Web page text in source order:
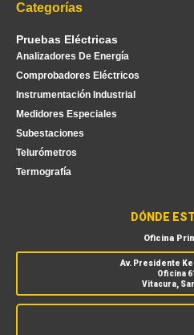
Categorías
Pruebas Eléctricas
Analizadores De Energía
Comprobadores Eléctricos
Instrumentación Industrial
Medidores Especiales
Subestaciones
Telurómetros
Termografía
DÓNDE
Oficina
Av. Presidente
Oficina
Vitacura,